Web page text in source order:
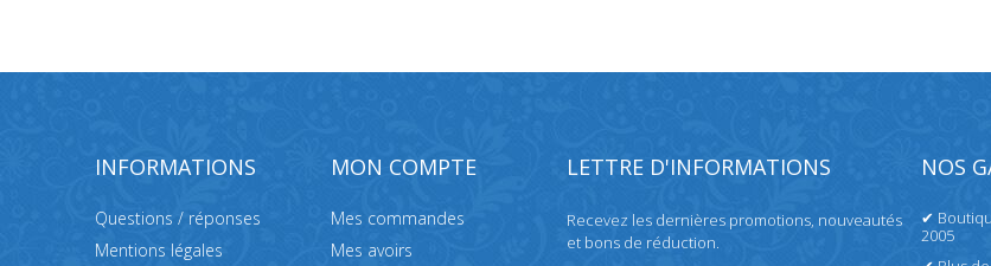
INFORMATIONS
Questions / réponses
Mentions légales
MON COMPTE
Mes commandes
Mes avoirs
LETTRE D'INFORMATIONS
Recevez les dernières promotions, nouveautés
et bons de réduction.
NOS
✔
2005